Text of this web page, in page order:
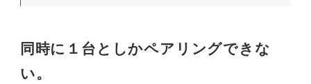
同時に１台としかペアリングできな
い。